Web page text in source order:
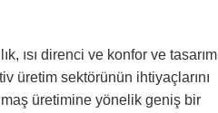
ısı direnci ve konfor ve tasarım
üretim sektörünün ihtiyaçlarını
üretimine yönelik geniş bir